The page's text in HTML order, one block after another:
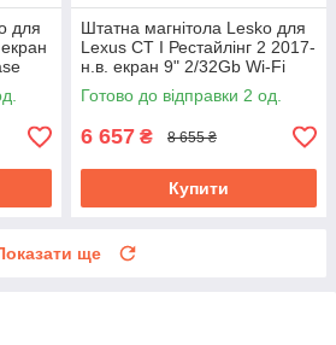
для
Штатна магнітола Lesko для
Lexus CT I Рестайлінг 2 2017-
н.в. екран 9" 2/32Gb Wi-Fi
GPS Base
Готово до відправки 2 од.
6 657 ₴ 8 655 ₴
Купити
ще